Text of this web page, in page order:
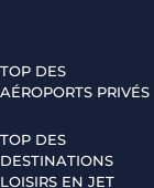
TOP DES
AÉROPORTS PRIVÉS
TOP DES
DESTINATIONS
LOISIRS EN JET